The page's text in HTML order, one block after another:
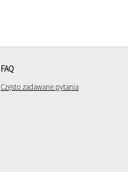
FAQ
Często zadawane pytania